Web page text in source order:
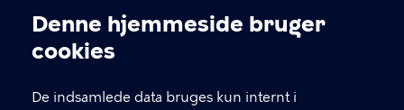
Cookieindstillinger
Denne hjemmeside bruger
cookies
De indsamlede data bruges kun internt i
Kontakt Københavns Kommune
T
fFind andre kontakter her